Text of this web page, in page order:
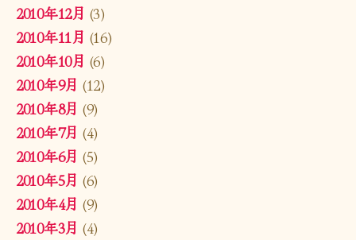
2010年12月 (3)
2010年11月 (16)
2010年10月 (6)
2010年9月 (12)
2010年8月 (9)
2010年7月 (4)
2010年6月 (5)
2010年5月 (6)
2010年4月 (9)
2010年3月 (4)